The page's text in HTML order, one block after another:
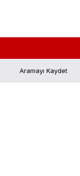
Aramayı Kaydet